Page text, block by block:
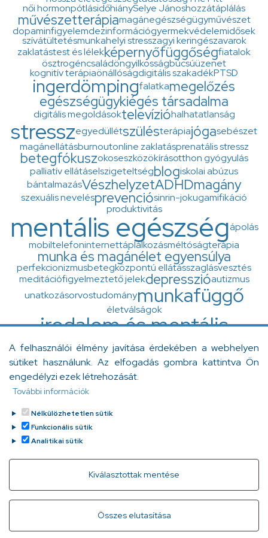
A felhasználói élmény javítása érdekében a webhelyen
sütiket használunk. Az elfogadás gombra kattintva Ön
engedélyzi ezek létrehozását.
További információk
Nélkülözhetetlen sütik
Funkcionális sütik
Analitikai sütik
Kiválasztottak mentése
Összes elutasítása
Withdraw consent
női hormonpótlásidőhiánySelye Jánoshozzátáplálás
művészetterápiamagánegészségügyművészet
dopaminfigyelemdezinformációgyermekvédelemidősek
szívátültetésmunkahelyi stresszagyi keringészavarok
zaklatástest és lélekképernyőfüggőségfiatalok
ösztrogéncsaládöngyilkosságbúcsúüzenet
kognitív terápiaönállóságdigitális szakadékPTSD
ingerdömpingfalatkamegelőzés
egészségügykiégés társadalma
digitális megoldásoktelevízióhalhatatlanság
stresszegyedüllétszülésterápiajógasebészet
magánellátásburnoutonline zaklatásprenatális stressz
betegfókuszokoseszközökírásotthon gyógyulás
palliatív ellátáselszigeteltségblogiskolai abúzus
bántalmazásVészhelyzetADHDmagány
szexuális nevelésprevenciósinrin-jokugamifikáció
produktivitás
mentális egészségápolás
mobiltelefoninternettáplálkozásméltóságterápia
munka és magánélet egyensúlya
perfekcionizmusbetegközpontú ellátásszaglásvesztés
meditációfigyelmeztető jelekdepresszióautizmus
unatkozásorvostudománymunkafüggő
életválságok
irodalom és mentális
egészség
zajingázásDiogenész-szindrómaminőségfejlesztés
flash-backY generációbetegellátás
A Grace klinikafelgyorsult világ
várandósság
születésház
Gyorslinkek
Adatvédelem Kapcsolat